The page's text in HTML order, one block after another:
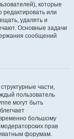
которые
или
удалять и
Основные задачи
сообщений
части,
пользователь
могут быть
большому
прав
форумам.